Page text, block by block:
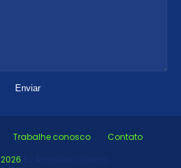
Trabalhe conosco
Contato
2026 Eu Amo Novo Gama